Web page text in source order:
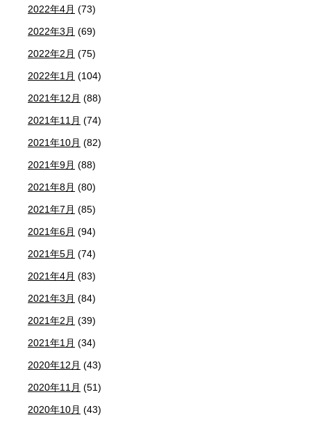
2022年4月 (73)
2022年3月 (69)
2022年2月 (75)
2022年1月 (104)
2021年12月 (88)
2021年11月 (74)
2021年10月 (82)
2021年9月 (88)
2021年8月 (80)
2021年7月 (85)
2021年6月 (94)
2021年5月 (74)
2021年4月 (83)
2021年3月 (84)
2021年2月 (39)
2021年1月 (34)
2020年12月 (43)
2020年11月 (51)
2020年10月 (43)